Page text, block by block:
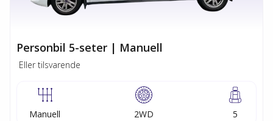
Personbil 5-seter | Manuell
Eller tilsvarende
Manuell 2WD
5